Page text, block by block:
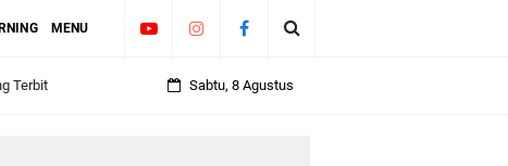
MENU
Terbit Sabtu, 8 Agustus